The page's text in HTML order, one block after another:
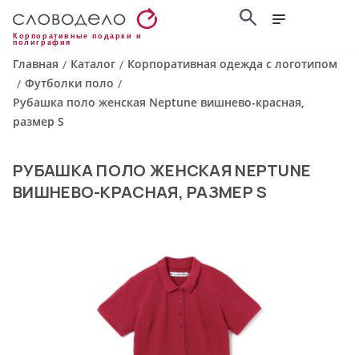
Корпоративные подарки и
полиграфия
Главная / Каталог / Корпоративная одежда с логотипом
/ Футболки поло /
Рубашка поло женская Neptune вишнево-красная,
размер S
РУБАШКА ПОЛО ЖЕНСКАЯ NEPTUNE
ВИШНЕВО-КРАСНАЯ, РАЗМЕР S